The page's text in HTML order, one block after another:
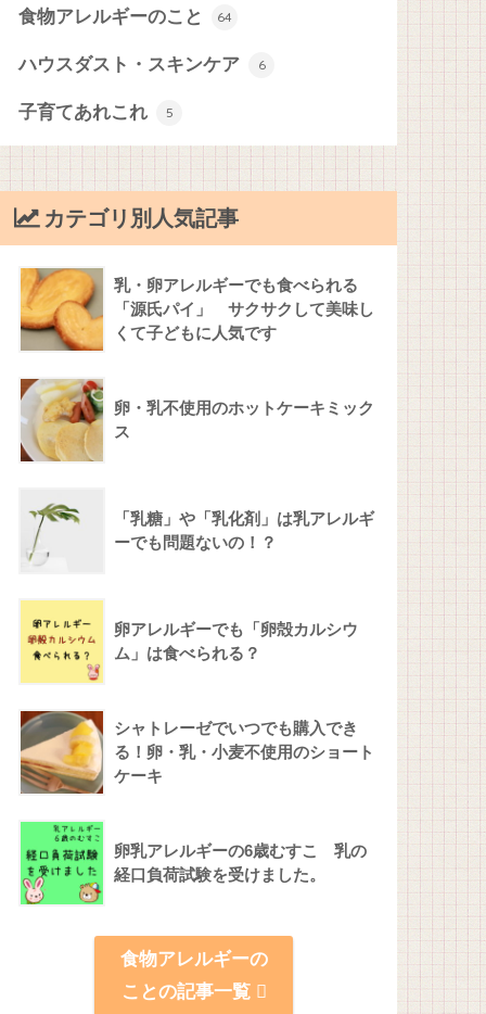
食物アレルギーのこと 64
ハウスダスト・スキンケア 6
子育てあれこれ 5
カテゴリ別人気記事
乳・卵アレルギーでも食べられる
「源氏パイ」 サクサクして美味し
くて子どもに人気です
卵・乳不使用のホットケーキミック
ス
「乳糖」や「乳化剤」は乳アレルギ
ーでも問題ないの！？
卵アレルギーでも「卵殻カルシウ
ム」は食べられる？
シャトレーゼでいつでも購入でき
る！卵・乳・小麦不使用のショート
ケーキ
卵乳アレルギーの6歳むすこ 乳の
経口負荷試験を受けました。
食物アレルギーの
ことの記事一覧